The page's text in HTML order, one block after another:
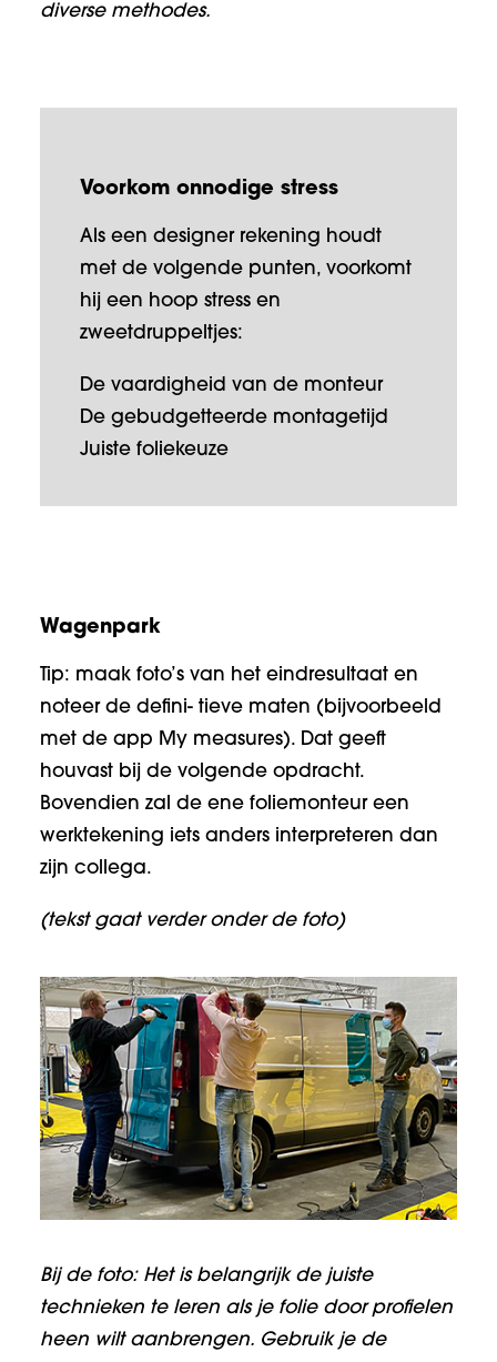
diverse methodes.
Voorkom onnodige stress
Als een designer rekening houdt
met de volgende punten, voorkomt
hij een hoop stress en
zweetdruppeltjes:
De vaardigheid van de monteur
De gebudgetteerde montagetijd
Juiste foliekeuze
Wagenpark
Tip: maak foto’s van het eindresultaat en
noteer de defini- tieve maten (bijvoorbeeld
met de app My measures). Dat geeft
houvast bij de volgende opdracht.
Bovendien zal de ene foliemonteur een
werktekening iets anders interpreteren dan
zijn collega.
(tekst gaat verder onder de foto)
Bij de foto: Het is belangrijk de juiste
technieken te leren als je folie door profielen
heen wilt aanbrengen. Gebruik je de